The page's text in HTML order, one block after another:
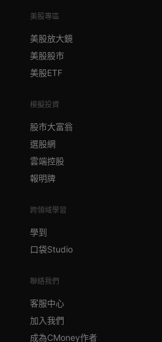
美股專區
美股放大鏡
美股股市
美股ETF
模擬投資
股市大富翁
選股網
雲端控股
報明牌
跨領域學習
學到
口袋Studio
聯絡我們
客服中心
加入我們
成為CMoney作者